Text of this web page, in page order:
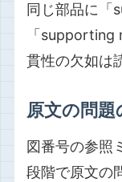
同じ部品に「
「supporting
貫性の欠如は
原文の問題
図番号の参照
段階で原文の